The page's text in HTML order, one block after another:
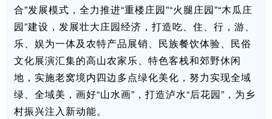
合”发展模式，全力推进“重楼庄园”“火腿庄园”“木瓜庄
园”建设，发展壮大庄园经济，打造吃、住、行，游、
乐、娱为一体及农特产品展销、民族餐饮体验、民俗
文化展演汇集的高山农家乐、特色客栈和郊野休闲
地，实施老窝境内四边多点绿化美化，努力实现全域
绿、全域美，画好“山水画”，打造泸水“后花园”，为乡
村振兴注入新动能。